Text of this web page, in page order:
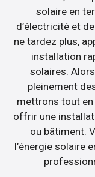
solaire en
d’électricité et
ne tardez plus,
installation
solaires.
pleinement
mettrons tout
offrir une
ou bâtiment.
l’énergie solaire